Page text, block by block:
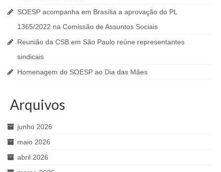
SOESP acompanha em Brasília a aprovação do PL
1365/2022 na Comissão de Assuntos Sociais
Reunião da CSB em São Paulo reúne representantes
sindicais
Homenagem do SOESP ao Dia das Mães
Arquivos
junho 2026
maio 2026
abril 2026